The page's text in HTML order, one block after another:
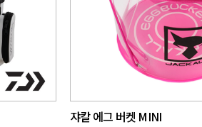
쟈칼 에그 버켓 MINI